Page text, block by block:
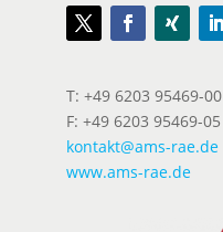
T: +49 6203 95469-00
F: +49 6203 95469-05
kontakt@ams-rae.de
www.ams-rae.de